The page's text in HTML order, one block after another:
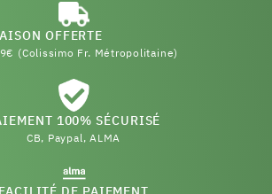
OFFERTE
(Colissimo Fr. Métropolitaine)
100% SÉCURISÉ
CB, Paypal, ALMA